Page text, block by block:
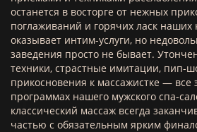
останется в восторге от нежных
поглаживаний и горячих ласк наших
оказывает интим-услуги, но
заведения просто не бывает.
техники, страстные имитации, пип-
прикосновения к массажистке — все
программах нашего мужского спа-
классический массаж всегда
частью с обязательным ярким